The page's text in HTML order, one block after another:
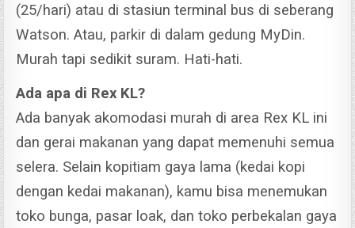
(25/hari) atau di stasiun terminal bus di seberang
Watson. Atau, parkir di dalam gedung MyDin.
Murah tapi sedikit suram. Hati-hati.
Ada apa di Rex KL?
Ada banyak akomodasi murah di area Rex KL ini
dan gerai makanan yang dapat memenuhi semua
selera. Selain kopitiam gaya lama (kedai kopi
dengan kedai makanan), kamu bisa menemukan
toko bunga, pasar loak, dan toko perbekalan gaya